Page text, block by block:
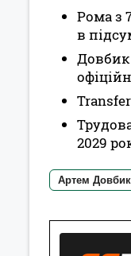
Рома з
в
Довбик
2029
Артем Довбик